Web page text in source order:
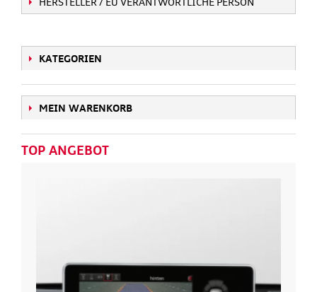
KATEGORIEN
MEIN WARENKORB
TOP ANGEBOT